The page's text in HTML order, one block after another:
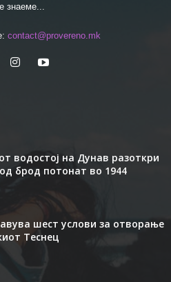
знаеме...
contact@provereno.mk
водостој на Дунав разоткри
брод потонат во 1944
шест услови за отворање
Теснец